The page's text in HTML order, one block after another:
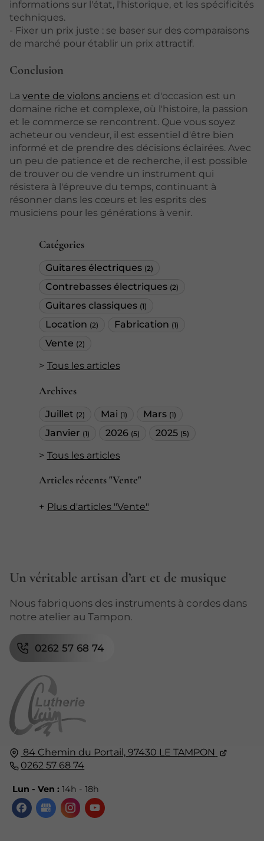
Catégories
Guitares électriques (2)
Contrebasses électriques (2)
Guitares classiques (1)
Location (2) Fabrication (1)
Vente (2)
Tous les articles
Archives
Juillet (2) Mai (1) Mars (1)
Janvier (1) 2026 (5) 2025 (5)
Tous les articles
Articles récents "Vente"
Plus d'articles "Vente"
informations sur l'état, l'historique, et les spécificités
techniques.
- Fixer un prix juste : se baser sur des comparaisons
de marché pour établir un prix attractif.
Conclusion
La vente de violons anciens et d'occasion est un
domaine riche et complexe, où l'histoire, la passion
et le commerce se rencontrent. Que vous soyez
acheteur ou vendeur, il est essentiel d'être bien
informé et de prendre des décisions éclairées. Avec
un peu de patience et de recherche, il est possible
de trouver ou de vendre un instrument qui
résistera à l'épreuve du temps, continuant à
résonner dans les cœurs et les esprits des
musiciens pour les générations à venir.
84 Chemin du Portail, 97430 LE TAMPON
0262 57 68 74
Lun - Ven : 14h - 18h
Un véritable artisan d’art et de musique
Nous fabriquons des instruments à cordes dans
notre atelier au Tampon.
0262 57 68 74